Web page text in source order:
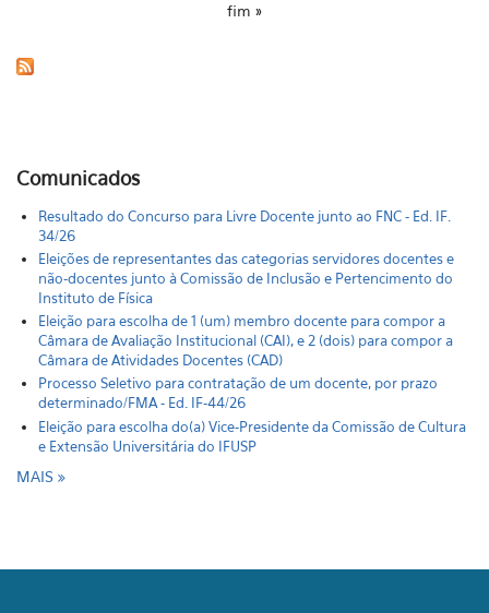
fim »
Comunicados
Resultado do Concurso para Livre Docente junto ao FNC - Ed. IF.
34/26
Eleições de representantes das categorias servidores docentes e
não-docentes junto à Comissão de Inclusão e Pertencimento do
Instituto de Física
Eleição para escolha de 1 (um) membro docente para compor a
Câmara de Avaliação Institucional (CAI), e 2 (dois) para compor a
Câmara de Atividades Docentes (CAD)
Processo Seletivo para contratação de um docente, por prazo
determinado/FMA - Ed. IF-44/26
Eleição para escolha do(a) Vice-Presidente da Comissão de Cultura
e Extensão Universitária do IFUSP
MAIS